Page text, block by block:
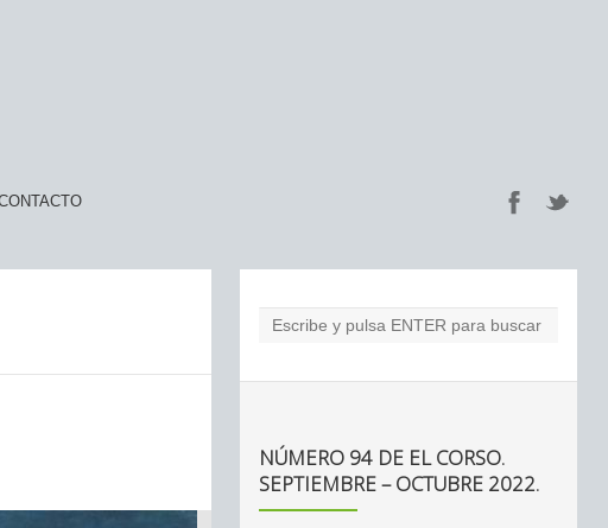
NÚMERO 94 DE EL CORSO.
SEPTIEMBRE – OCTUBRE 2022.